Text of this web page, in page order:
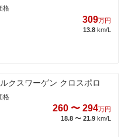
格
309万円
13.8 km/L
クスワーゲン クロスポロ
格
260 〜 294万円
18.8 〜 21.9 km/L